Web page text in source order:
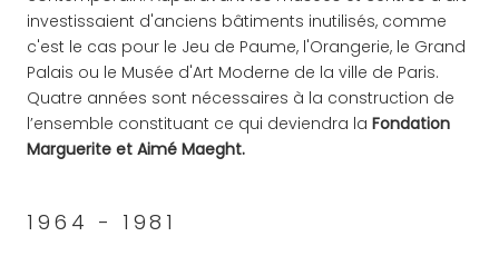
investissaient d'anciens bâtiments inutilisés, comme
c'est le cas pour le Jeu de Paume, l'Orangerie, le Grand
Palais ou le Musée d'Art Moderne de la ville de Paris.
Quatre années sont nécessaires à la construction de
l’ensemble constituant ce qui deviendra la Fondation
Marguerite et Aimé Maeght.
1964 - 1981